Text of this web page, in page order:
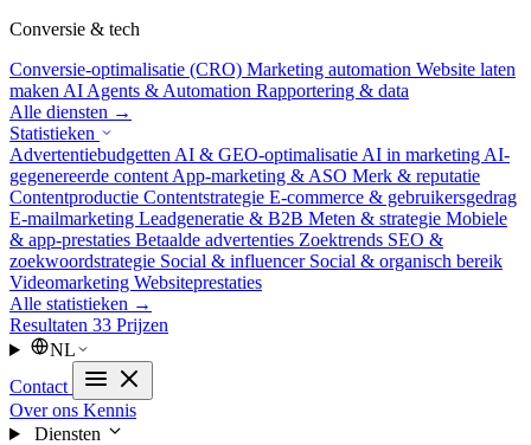
Conversie & tech
Conversie-optimalisatie (CRO) Marketing automation Website laten
maken AI Agents & Automation Rapportering & data
Alle diensten →
Statistieken
Advertentiebudgetten AI & GEO-optimalisatie AI in marketing AI-
gegenereerde content App-marketing & ASO Merk & reputatie
Contentproductie Contentstrategie E-commerce & gebruikersgedrag
E-mailmarketing Leadgeneratie & B2B Meten & strategie Mobiele
& app-prestaties Betaalde advertenties Zoektrends SEO &
zoekwoordstrategie Social & influencer Social & organisch bereik
Videomarketing Websiteprestaties
Alle statistieken →
Resultaten 33 Prijzen
NL
Contact
Over ons Kennis
Diensten